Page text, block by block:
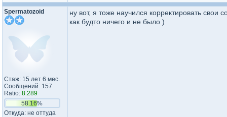
Spermatozoid
Стаж: 15 лет 6 мес.
Сообщений: 157
Ratio: 8.289
58.16%
Откуда: не оттуда
ну вот, я тоже научился корректировать свои
как будто ничего и не было )